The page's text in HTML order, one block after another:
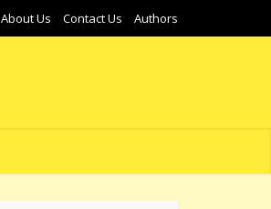
About Us Contact Us Authors